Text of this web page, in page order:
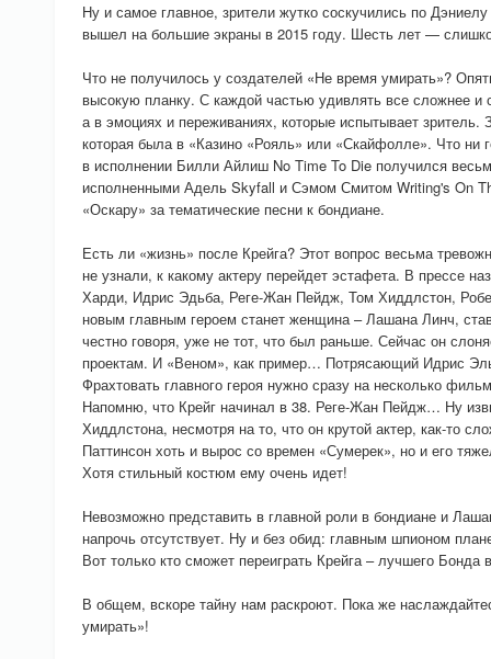
Ну и самое главное, зрители жутко соскучились по
вышел на большие экраны в 2015 году. Шесть лет —
Что не получилось у создателей «Не время умирать»?
высокую планку. С каждой частью удивлять все сложнее
а в эмоциях и переживаниях, которые испытывает
которая была в «Казино «Рояль» или «Скайфолле». Что ни
в исполнении Билли Айлиш No Time To Die получился
исполненными Адель Skyfall и Сэмом Смитом Writing's On
«Оскару» за тематические песни к бондиане.
Есть ли «жизнь» после Крейга? Этот вопрос весьма
не узнали, к какому актеру перейдет эстафета. В прессе
Харди, Идрис Эдьба, Реге-Жан Пейдж, Том Хиддлстон,
новым главным героем станет женщина – Лашана Линч,
честно говоря, уже не тот, что был раньше. Сейчас он
проектам. И «Веном», как пример… Потрясающий Идрис
Фрахтовать главного героя нужно сразу на несколько
Напомню, что Крейг начинал в 38. Реге-Жан Пейдж… Ну
Хиддлстона, несмотря на то, что он крутой актер, как-то
Паттинсон хоть и вырос со времен «Сумерек», но и его
Хотя стильный костюм ему очень идет!
Невозможно представить в главной роли в бондиане и
напрочь отсутствует. Ну и без обид: главным шпионом
Вот только кто сможет переиграть Крейга – лучшего Бонда
В общем, вскоре тайну нам раскроют. Пока же
умирать»!